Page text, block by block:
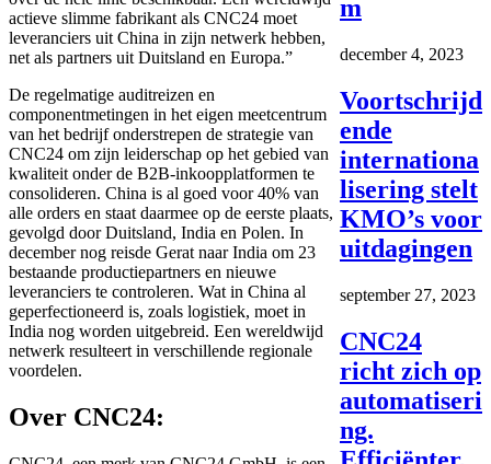
actieve slimme fabrikant als CNC24 moet
leveranciers uit China in zijn netwerk hebben,
net als partners uit Duitsland en Europa.”
De regelmatige auditreizen en
componentmetingen in het eigen meetcentrum
van het bedrijf onderstrepen de strategie van
CNC24 om zijn leiderschap op het gebied van
kwaliteit onder de B2B-inkoopplatformen te
consolideren. China is al goed voor 40% van
alle orders en staat daarmee op de eerste plaats,
gevolgd door Duitsland, India en Polen. In
december nog reisde Gerat naar India om 23
bestaande productiepartners en nieuwe
leveranciers te controleren. Wat in China al
geperfectioneerd is, zoals logistiek, moet in
India nog worden uitgebreid. Een wereldwijd
netwerk resulteert in verschillende regionale
voordelen.
Over CNC24:
m
december 4, 2023
Voortschrijd
ende
internationa
lisering stelt
KMO’s voor
uitdagingen
september 27, 2023
CNC24
richt zich op
automatiseri
ng.